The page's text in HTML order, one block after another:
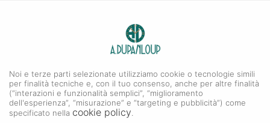
Noi e terze parti selezionate utilizziamo cookie o tecnologie simili
per finalità tecniche e, con il tuo consenso, anche per altre finalità
(“interazioni e funzionalità semplici”, “miglioramento
dell'esperienza”, “misurazione” e “targeting e pubblicità”) come
specificato nella cookie policy